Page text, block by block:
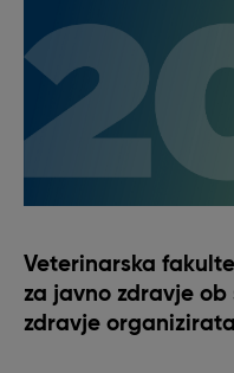
Veterinarska
za javno zdravje ob
zdravje